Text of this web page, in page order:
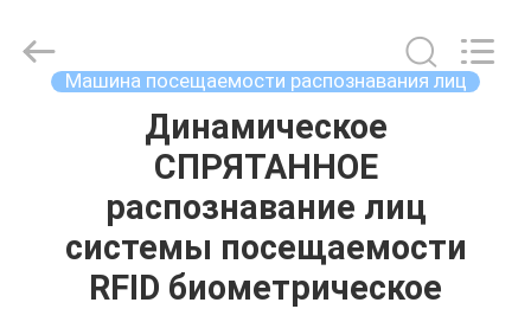
ПРОДУКТЫ
Technology
Машина посещаемости распознавания лиц
Динамическое
СПРЯТАННОЕ
распознавание лиц
системы посещаемости
RFID биометрическое